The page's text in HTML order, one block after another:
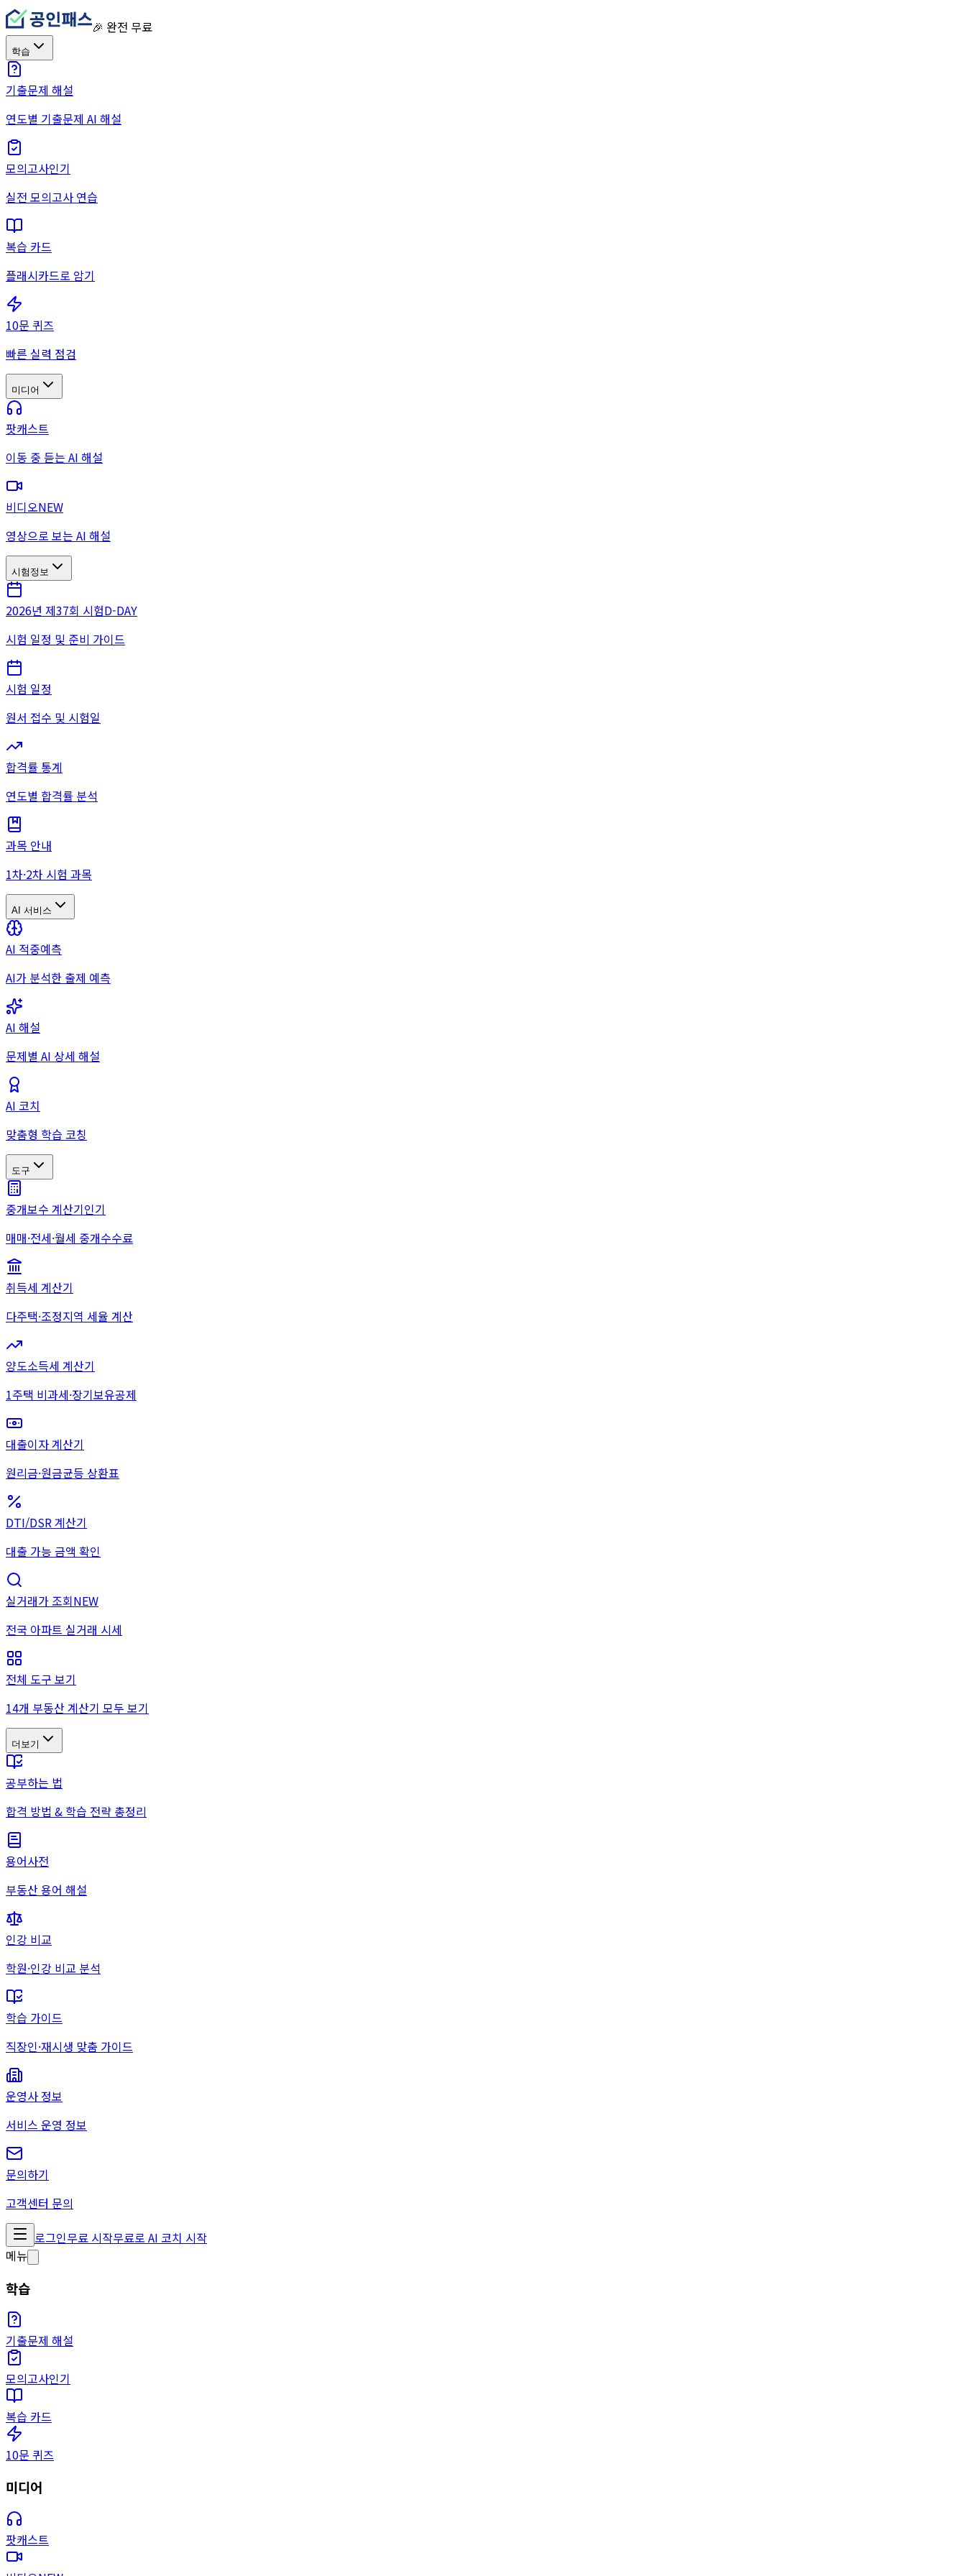
🎉 완전 무료
학습
기출문제 해설
연도별 기출문제 AI 해설
모의고사인기
실전 모의고사 연습
복습 카드
플래시카드로 암기
10문 퀴즈
빠른 실력 점검
미디어
팟캐스트
이동 중 듣는 AI 해설
비디오NEW
영상으로 보는 AI 해설
시험정보
2026년 제37회 시험D-DAY
시험 일정 및 준비 가이드
시험 일정
원서 접수 및 시험일
합격률 통계
연도별 합격률 분석
과목 안내
1차·2차 시험 과목
AI 서비스
AI 적중예측
AI가 분석한 출제 예측
AI 해설
문제별 AI 상세 해설
AI 코치
맞춤형 학습 코칭
도구
중개보수 계산기인기
매매·전세·월세 중개수수료
취득세 계산기
다주택·조정지역 세율 계산
양도소득세 계산기
1주택 비과세·장기보유공제
대출이자 계산기
원리금·원금균등 상환표
DTI/DSR 계산기
대출 가능 금액 확인
실거래가 조회NEW
전국 아파트 실거래 시세
전체 도구 보기
14개 부동산 계산기 모두 보기
더보기
공부하는 법
합격 방법 & 학습 전략 총정리
용어사전
부동산 용어 해설
인강 비교
학원·인강 비교 분석
학습 가이드
직장인·재시생 맞춤 가이드
운영사 정보
서비스 운영 정보
문의하기
고객센터 문의
로그인무료 시작무료로 AI 코치 시작
메뉴
학습
기출문제 해설
모의고사인기
복습 카드
10문 퀴즈
미디어
팟캐스트